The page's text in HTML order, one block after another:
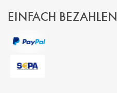
EINFACH BEZAHLEN